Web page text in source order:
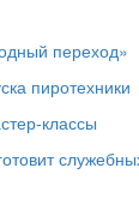
переход»
пиротехники